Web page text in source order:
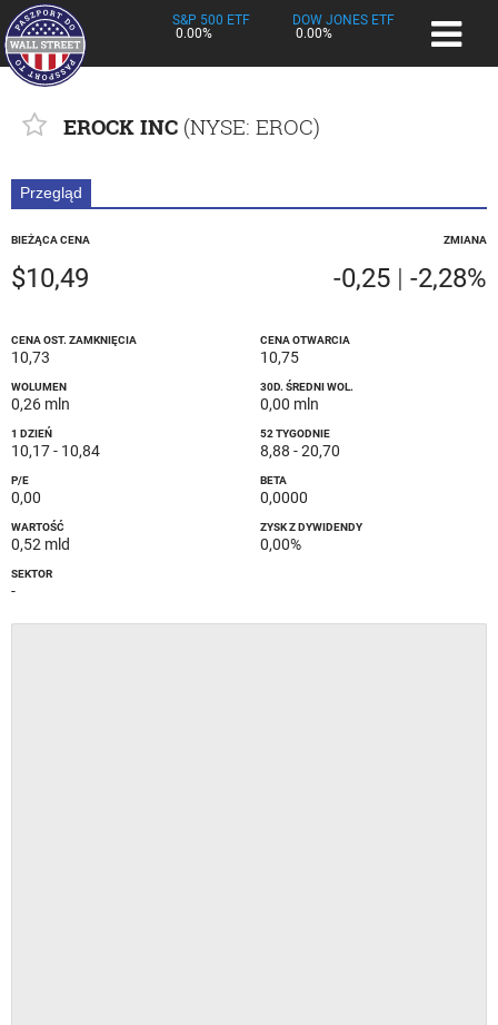
S&P 500 ETF
0.00%
DOW JONES ETF
0.00%
EROCK INC (NYSE: EROC)
Przegląd
BIEŻĄCA CENA
$10,49
ZMIANA
-0,25 | -2,28%
CENA OST. ZAMKNIĘCIA
10,73
CENA OTWARCIA
10,75
WOLUMEN
0,26 mln
30D. ŚREDNI WOL.
0,00 mln
1 DZIEŃ
10,17- 10,84
52 TYGODNIE
8,88 -20,70
P/E
0,00
BETA
0,0000
WARTOŚĆ
0,52 mld
ZYSK Z DYWIDENDY
0,00%
SEKTOR
-